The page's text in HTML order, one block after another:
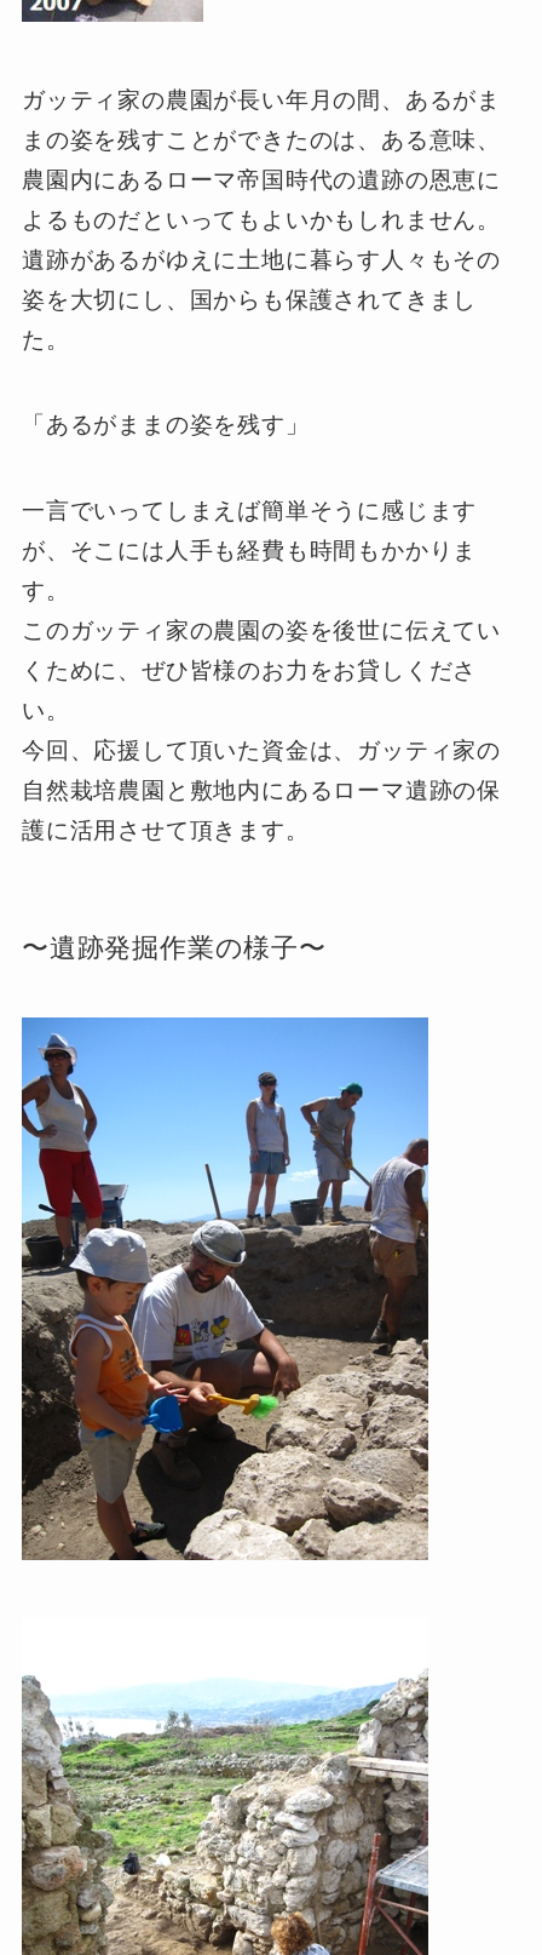
ガッティ家の農園が長い年月の間、あるがま
まの姿を残すことができたのは、ある意味、
農園内にあるローマ帝国時代の遺跡の恩恵に
よるものだといってもよいかもしれません。
遺跡があるがゆえに土地に暮らす人々もその
姿を大切にし、国からも保護されてきまし
た。
「あるがままの姿を残す」
一言でいってしまえば簡単そうに感じます
が、そこには人手も経費も時間もかかりま
す。
このガッティ家の農園の姿を後世に伝えてい
くために、ぜひ皆様のお力をお貸しくださ
い。
今回、応援して頂いた資金は、ガッティ家の
自然栽培農園と敷地内にあるローマ遺跡の保
護に活用させて頂きます。
〜遺跡発掘作業の様子〜